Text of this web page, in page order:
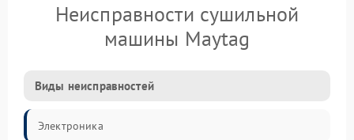
Неисправности сушильной
машины Maytag
Виды неисправностей
Электроника